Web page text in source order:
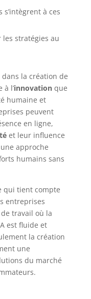
s’intègrent à ces
stratégies au
dans la création de
l’innovationque
humaine et
peuvent
en ligne,
et leur influence
approche
humains sans
qui tient compte
entreprises
travail où la
est fluide et
la création
une
du marché